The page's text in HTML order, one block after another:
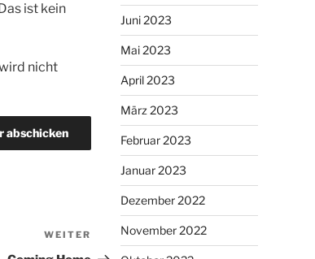
ist kein
nicht
Nächster
WEITER
Juni 2023
Mai 2023
April 2023
März 2023
Februar 2023
Januar 2023
Dezember 2022
November 2022